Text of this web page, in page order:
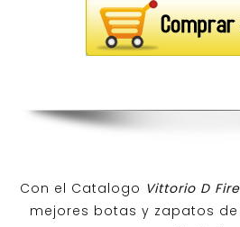
Con el Catalogo Vittorio D
mejores botas y zapatos